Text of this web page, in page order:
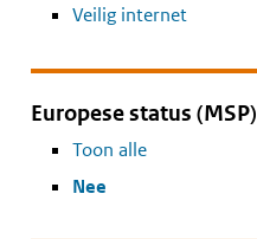
Veilig internet
Europese status (MSP)
Toon alle
Nee